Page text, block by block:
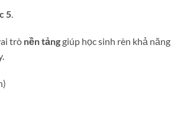
5.
trò nền tảnggiúp học sinh rèn khả năng